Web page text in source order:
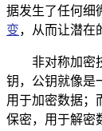
据发生了任何细
变，从而让潜在
非对称加密
钥，公钥就像是
用于加密数据；
保密，用于解密